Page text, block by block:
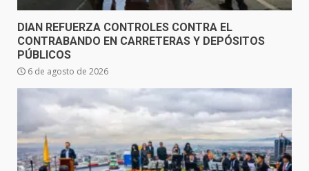
DIAN REFUERZA CONTROLES CONTRA EL
CONTRABANDO EN CARRETERAS Y DEPÓSITOS
PÚBLICOS
6 de agosto de 2026